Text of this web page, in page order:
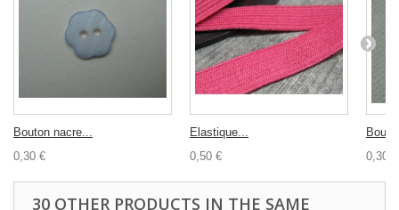
Bouton nacre...
0,30 €
Elastique...
0,50 €
0,30 €
30 OTHER PRODUCTS IN THE SAME